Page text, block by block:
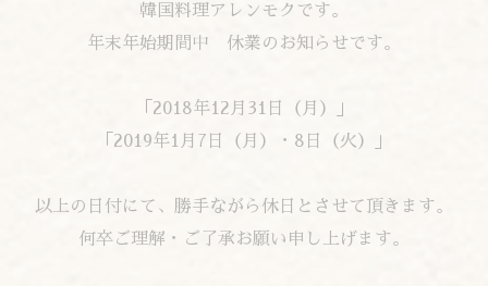
韓国料理アレンモクです。
年末年始期間中 休業のお知らせです。
「2018年12月31日（月）」
「2019年1月7日（月）・8日（火）」
以上の日付にて、勝手ながら休日とさせて頂きます。
何卒ご理解・ご了承お願い申し上げます。